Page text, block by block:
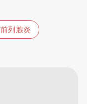
前列腺炎